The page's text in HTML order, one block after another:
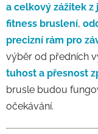
a celkový zážitek z
fitness bruslení,
precizní rám pro
výběr od předních
tuhost a přesnost
brusle budou
očekávání.